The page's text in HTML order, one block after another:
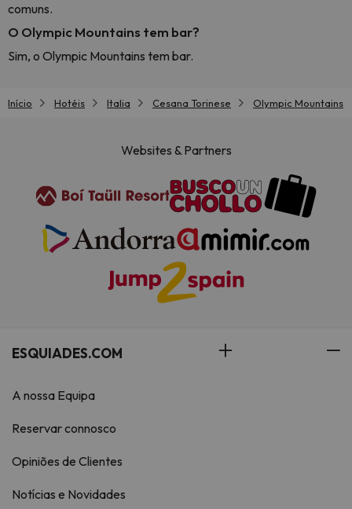
comuns.
O Olympic Mountains tem bar?
Sim, o Olympic Mountains tem bar.
Início Hotéis Italia Cesana Torinese Olympic Mountains
Websites & Partners
ESQUIADES.COM
A nossa Equipa
Reservar connosco
Opiniões de Clientes
Notícias e Novidades